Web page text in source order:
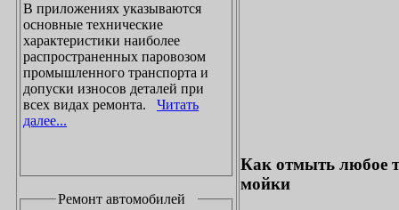
В приложениях указываются
основные технические
характеристики наиболее
распространенных паровозом
промышленного транспорта и
допуски износов деталей при
всех видах ремонта. Читать
далее...
Ремонт автомобилей
Как отмыть любое
мойки